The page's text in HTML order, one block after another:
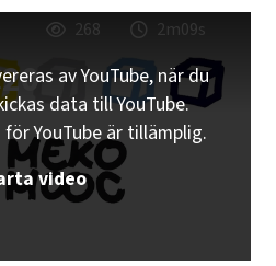
268 2m09s
av YouTube, när du
data till YouTube.
YouTube är tillämplig.
video